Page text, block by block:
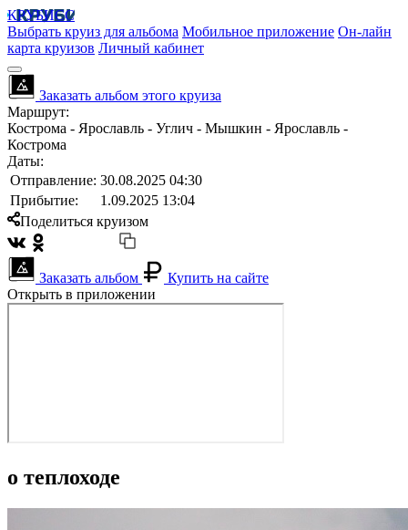
КРУБИСС
Выбрать круиз для альбома Мобильное приложение Он-лайн
карта круизов Личный кабинет
Заказать альбом этого круиза
Маршрут:
Кострома - Ярославль - Углич - Мышкин - Ярославль -
Кострома
Даты:
Отправление: 30.08.2025 04:30
Прибытие:
1.09.2025 13:04
Поделиться круизом
Заказать альбом
Купить на сайте
Открыть в приложении
о теплоходе